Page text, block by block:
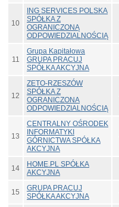
10
ING SERVICES POLSKA
SPÓŁKA Z
OGRANICZONĄ
ODPOWIEDZIALNOŚCIĄ
11
Grupa Kapitałowa
GRUPA PRACUJ
SPÓŁKA AKCYJNA
12
ZETO-RZESZÓW
SPÓŁKA Z
OGRANICZONA
ODPOWIEDZIALNOŚCIĄ
13
CENTRALNY OŚRODEK
INFORMATYKI
GÓRNICTWA SPÓŁKA
AKCYJNA
14
HOME.PL SPÓŁKA
AKCYJNA
15
GRUPA PRACUJ
SPÓŁKA AKCYJNA